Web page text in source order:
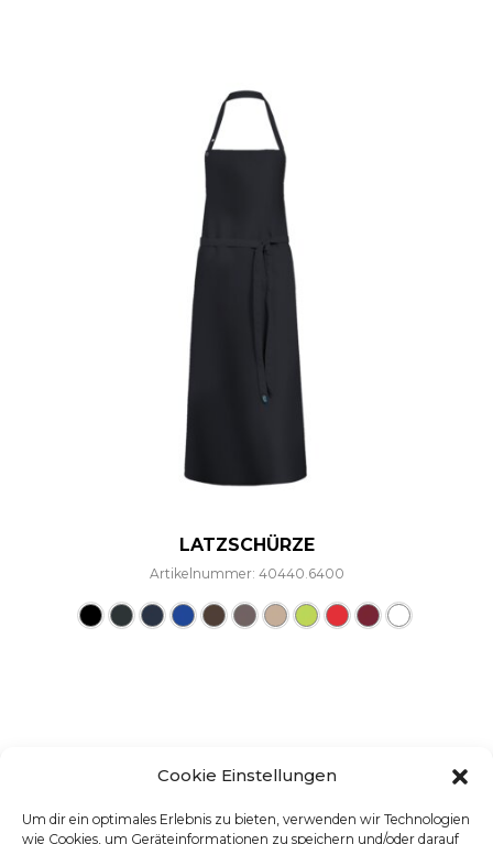
Cookie Einstellungen
Um dir ein optimales Erlebnis zu bieten, verwenden wir Technologien
wie Cookies, um Geräteinformationen zu speichern und/oder darauf
LATZSCHÜRZE
Artikelnummer: 40440.6400